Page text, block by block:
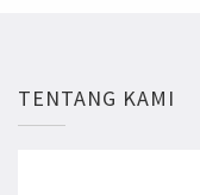
TENTANG KAMI